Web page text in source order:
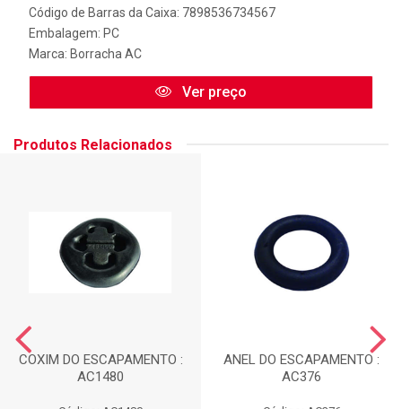
Código de Barras da Caixa: 7898536734567
Embalagem: PC
Marca: Borracha AC
Ver preço
Produtos Relacionados
COXIM DO ESCAPAMENTO :
AC1480
ANEL DO ESCAPAMENTO :
AC376